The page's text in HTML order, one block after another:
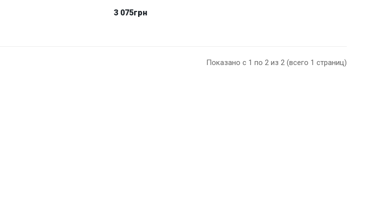
3 075грн
Показано с 1 по 2 из 2 (всего 1 страниц)